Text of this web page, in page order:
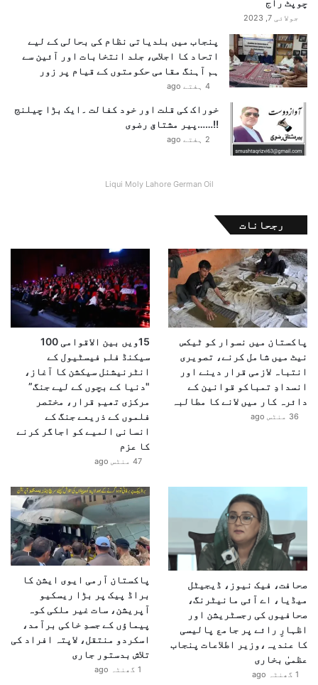
چوپٹ راج
جولائی 7, 2023
پنجاب میں بلدیاتی نظام کی بحالی کے لیے
اتحاد کا اجلاس، جلد انتخابات اور آئین سے
ہم آہنگ مقامی حکومتوں کے قیام پر زور
4 ہفتے ago
خوراک کی قلت اور خود کفالت ۔ایک بڑا چیلنج
!!……پیر مشتاق رضوی
2 ہفتے ago
Liqui Moly Lahore German Oil
رجحانات
پاکستان میں نسوار کو ٹیکس
نیٹ میں شامل کرنے، تصویری
انتباہ لازمی قرار دینے اور
انسدادِ تمباکو قوانین کے
دائرہ کار میں لانے کا مطالبہ
36 منٹس ago
15ویں بین الاقوامی 100
سیکنڈ فلم فیسٹیول کے
انٹرنیشنل سیکشن کا آغاز،
"دنیا کے بچوں کے لیے جنگ”
مرکزی تھیم قرار، مختصر
فلموں کے ذریعے جنگ کے
انسانی المیے کو اجاگر کرنے
کا عزم
47 منٹس ago
صحافت، فیک نیوز، ڈیجیٹل
میڈیا، اے آئی مانیٹرنگ،
صحافیوں کی رجسٹریشن اور
اظہارِ رائے پر جامع پالیسی
کا عندیہ،وزیر اطلاعات پنجاب
عظمیٰ بخاری
1 گھنٹہ ago
پاکستان آرمی ایوی ایشن کا
براڈ پیک پر بڑا ریسکیو
آپریشن، سات غیر ملکی کوہ
پیماؤں کے جسدِ خاکی برآمد،
اسکردو منتقل، لاپتہ افراد کی
تلاش بدستور جاری
1 گھنٹہ ago